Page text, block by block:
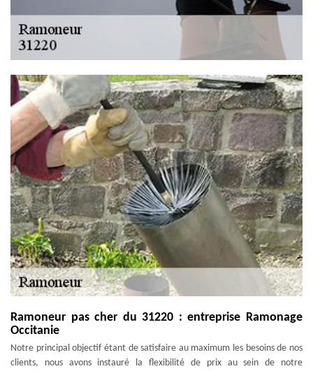
Ramoneur pas cher du 31220 : entreprise Ramonage
Occitanie
Notre principal objectif étant de satisfaire au maximum les besoins de nos
clients, nous avons instauré la flexibilité de prix au sein de notre